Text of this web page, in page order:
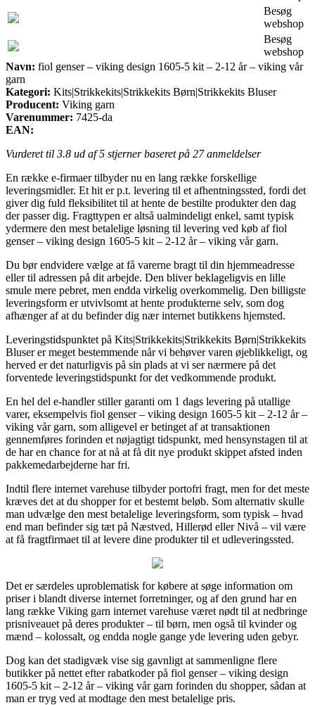
Besøg
webshop
Besøg
webshop
Navn: fiol genser – viking design 1605-5 kit – 2-12 år – viking vår
garn
Kategori: Kits|Strikkekits|Strikkekits Børn|Strikkekits Bluser
Producent: Viking garn
Varenummer: 7425-da
EAN:
Vurderet til 3.8 ud af 5 stjerner baseret på 27anmeldelser
En række e-firmaer tilbyder nu en lang række forskellige
leveringsmidler. Et hit er p.t. levering til et afhentningssted, fordi det
giver dig fuld fleksibilitet til at hente de bestilte produkter den dag
der passer dig. Fragttypen er altså ualmindeligt enkel, samt typisk
ydermere den mest betalelige løsning til levering ved køb af fiol
genser – viking design 1605-5 kit – 2-12 år – viking vår garn.
Du bør endvidere vælge at få varerne bragt til din hjemmeadresse
eller til adressen på dit arbejde. Den bliver beklageligvis en lille
smule mere pebret, men endda virkelig overkommelig. Den billigste
leveringsform er utvivlsomt at hente produkterne selv, som dog
afhænger af at du befinder dig nær internet butikkens hjemsted.
Leveringstidspunktet på Kits|Strikkekits|Strikkekits Børn|Strikkekits
Bluser er meget bestemmende når vi behøver varen øjeblikkeligt, og
herved er det naturligvis på sin plads at vi ser nærmere på det
forventede leveringstidspunkt for det vedkommende produkt.
En hel del e-handler stiller garanti om 1 dags levering på utallige
varer, eksempelvis fiol genser – viking design 1605-5 kit – 2-12 år –
viking vår garn, som alligevel er betinget af at transaktionen
gennemføres forinden et nøjagtigt tidspunkt, med hensynstagen til at
de har en chance for at nå at få dit nye produkt skippet afsted inden
pakkemedarbejderne har fri.
Indtil flere internet varehuse tilbyder portofri fragt, men for det meste
kræves det at du shopper for et bestemt beløb. Som alternativ skulle
man udvælge den mest betalelige leveringsform, som typisk – hvad
end man befinder sig tæt på Næstved, Hillerød eller Nivå – vil være
at få fragtfirmaet til at levere dine produkter til et udleveringssted.
Det er særdeles uproblematisk for købere at søge information om
priser i blandt diverse internet forretninger, og af den grund har en
lang række Viking garn internet varehuse været nødt til at nedbringe
prisniveauet på deres produkter – til børn, men også til kvinder og
mænd – kolossalt, og endda nogle gange yde levering uden gebyr.
Dog kan det stadigvæk vise sig gavnligt at sammenligne flere
butikker på nettet efter rabatkoder på fiol genser – viking design
1605-5 kit – 2-12 år – viking vår garn forinden du shopper, sådan at
man er tryg ved at modtage den mest betalelige pris.